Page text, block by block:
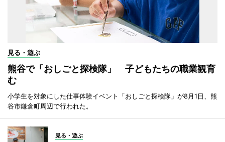
見る・遊ぶ
熊谷で「おしごと探検隊」 子どもたちの職業観育
む
小学生を対象にした仕事体験イベント「おしごと探検隊」が8月1日、熊
谷市鎌倉町周辺で行われた。
見る・遊ぶ